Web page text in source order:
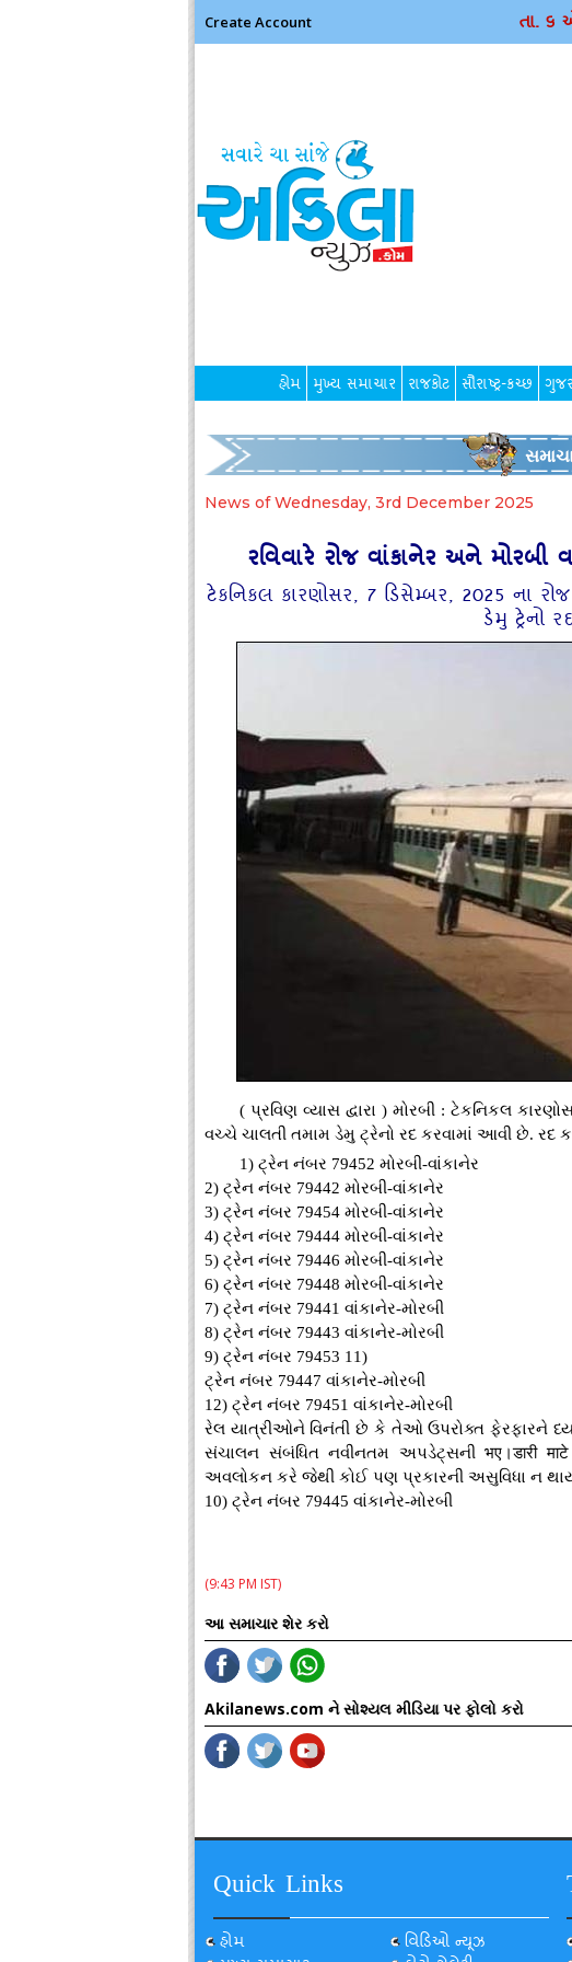
Create Account તા. ૬
હોમ મુખ્ય સમાચાર રાજકોટ સૌરાષ્ટ્ર-કચ્છ
News of Wednesday, 3rd December 2025
રવિવારે રોજ વાંકાનેર અને મોરબી
ટેકનિકલ કારણોસર, 7 ડિસેમ્બર, 2025 ના
ડેમુ ટ્રેનો
( પ્રવિણ વ્યાસ દ્વારા ) મોરબી : ટેકનિકલ
વચ્ચે ચાલતી તમામ ડેમુ ટ્રેનો રદ કરવામાં આવી છે. રદ
1) ટ્રેન નંબર 79452 મોરબી-વાંકાનેર
2) ટ્રેન નંબર 79442 મોરબી-વાંકાનેર
3) ટ્રેન નંબર 79454 મોરબી-વાંકાનેર
4) ટ્રેન નંબર 79444 મોરબી-વાંકાનેર
5) ટ્રેન નંબર 79446 મોરબી-વાંકાનેર
6) ટ્રેન નંબર 79448 મોરબી-વાંકાનેર
7) ટ્રેન નંબર 79441 વાંકાનેર-મોરબી
8) ટ્રેન નંબર 79443 વાંકાનેર-મોરબી
9) ટ્રેન નંબર 79453 11)
ટ્રેન નંબર 79447 વાંકાનેર-મોરબી
12) ટ્રેન નંબર 79451 વાંકાનેર-મોરબી
રેલ યાત્રીઓને વિનંતી છે કે તેઓ ઉપરોક્ત ફેરફારને
સંચાલન સંબંધિત નવીનતમ અપડેટ્સની भए।डारी माटे
અવલોકન કરે જેથી કોઈ પણ પ્રકારની અસુવિધા ન
10) ટ્રેન નંબર 79445 વાંકાનેર-મોરબી
(9:43 PM IST)
આ સમાચાર શેર કરો
Akilanews.com ને સોશ્યલ મીડિયા પર ફોલો કરો
Quick Links
હોમ
વિડિઓ ન્યૂઝ